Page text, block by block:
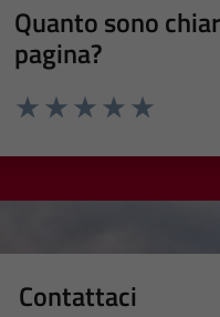
Quanto sono
pagina?
Contattaci